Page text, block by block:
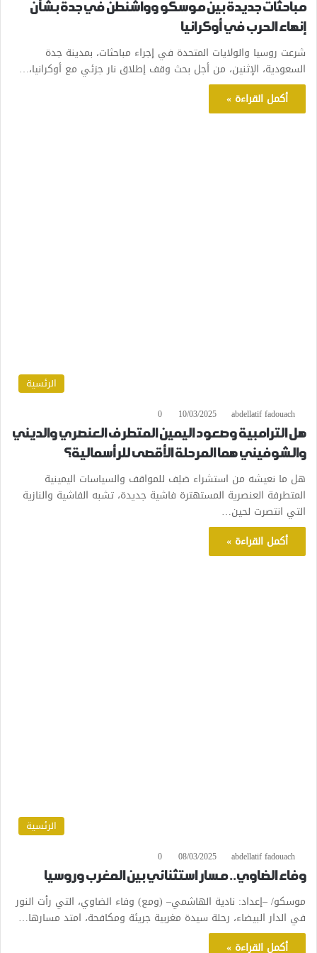
مباحثات جديدة بين موسكو وواشنطن في جدة بشأن
إنهاء الحرب في أوكرانيا
شرعت روسيا والولايات المتحدة في إجراء مباحثات، بمدينة جدة
السعودية، الإثنين، من أجل بحث وقف إطلاق نار جزئي مع أوكرانيا،…
أكمل القراءة »
الرئسية
abdellatif fadouach
10/03/2025
0
هل الترامبية وصعود اليمين المتطرف العنصري والديني
والشوفيني هما المرحلة الأقصى للرأسمالية؟
هل ما نعيشه من استشراء صَلِف للمواقف والسياسات اليمينية
المتطرفة العنصرية المستهترة فاشية جديدة، تشبه الفاشية والنازية
التي انتصرت لحين…
أكمل القراءة »
الرئسية
abdellatif fadouach
08/03/2025
0
وفاء الضاوي.. مسار استثنائي بين المغرب وروسيا
موسكو/ –إعداد: نادية الهاشمي– (ومع) وفاء الضاوي، التي رأت النور
في الدار البيضاء، رحلة سيدة مغربية جريئة ومكافحة، امتد مسارها…
أكمل القراءة »